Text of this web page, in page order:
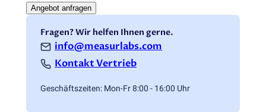
Angebot anfragen
Fragen? Wir helfen Ihnen gerne.
info@measurlabs.com
Kontakt Vertrieb
Geschäftszeiten: Mon-Fr 8:00 - 16:00 Uhr